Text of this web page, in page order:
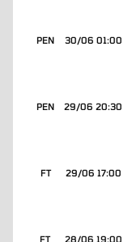
30/06 01:00
PEN
29/06 20:30
PEN
29/06 17:00
FT
28/06 19:00
FT